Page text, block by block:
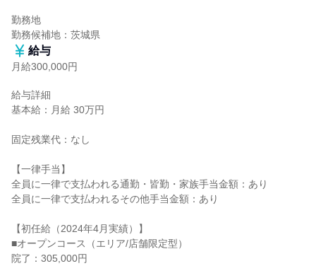
勤務地
勤務候補地：茨城県
給与
月給300,000円
給与詳細
基本給：月給 30万円
固定残業代：なし
【一律手当】
全員に一律で支払われる通勤・皆勤・家族手当金額：あり
全員に一律で支払われるその他手当金額：あり
【初任給（2024年4月実績）】
■オープンコース（エリア/店舗限定型）
院了：305,000円